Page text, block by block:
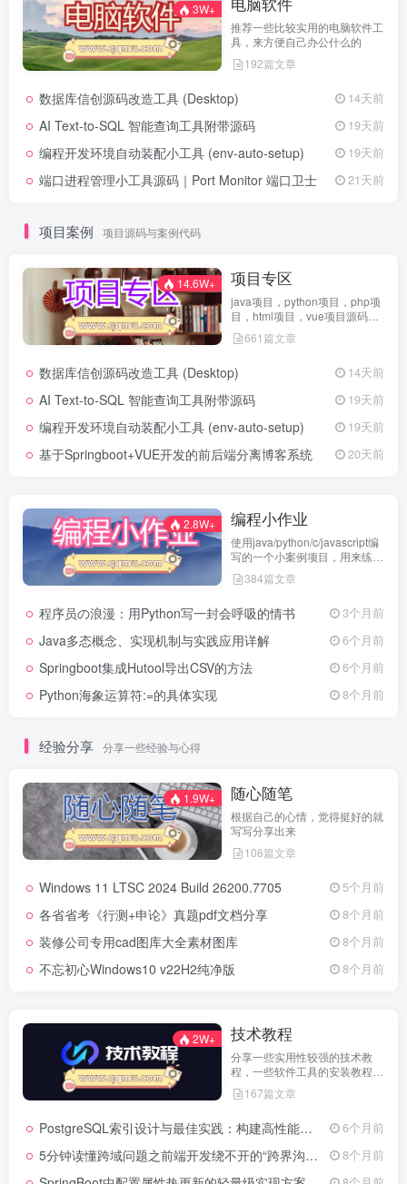
3W+
推荐一些比较实用的电脑软件工
具，来方便自己办公什么的
192篇文章
数据库信创源码改造工具 (Desktop) 14天前
AI Text-to-SQL 智能查询工具附带源码 19天前
编程开发环境自动装配小工具 (env-auto-setup) 19天前
端口进程管理小工具源码｜Port Monitor 端口卫士 21天前
项目案例 项目源码与案例代码
14.6W+ 项目专区
java项目，python项目，php项
目，html项目，vue项目源码免
费查看661篇文章
数据库信创源码改造工具 (Desktop) 14天前
AI Text-to-SQL 智能查询工具附带源码 19天前
编程开发环境自动装配小工具 (env-auto-setup) 19天前
基于Springboot+VUE开发的前后端分离博客系统 20天前
2.8W+ 编程小作业
使用java/python/c/javascript编
写的一个小案例项目，用来练习
代码编程
384篇文章
程序员の浪漫：用Python写一封会呼吸的情书 3个月前
Java多态概念、实现机制与实践应用详解 6个月前
Springboot集成Hutool导出CSV的方法 6个月前
Python海象运算符:=的具体实现 8个月前
经验分享 分享一些经验与心得
1.9W+ 随心随笔
根据自己的心情，觉得挺好的就
写写分享出来
106篇文章
Windows 11 LTSC 2024 Build 26200.7705 5个月前
各省省考《行测+申论》真题pdf文档分享 8个月前
装修公司专用cad图库大全素材图库 8个月前
不忘初心Windows10 v22H2纯净版 8个月前
2W+ 技术教程
分享一些实用性较强的技术教
程，一些软件工具的安装教程，
以及一些工具的实用方法，环境
配置等等
167篇文章
PostgreSQL索引设计与最佳实践：构建高性能数据库的基石 6个月前
5分钟读懂跨域问题之前端开发绕不开的“跨界沟通”难题 8个月前